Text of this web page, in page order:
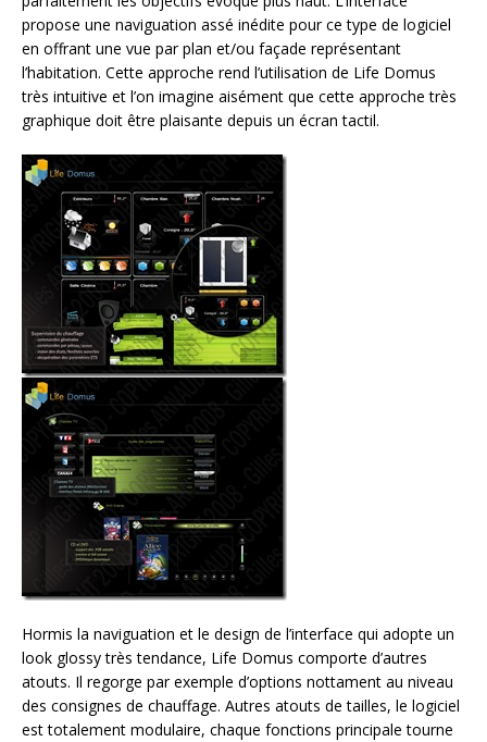
propose une naviguation assé inédite pour ce type de logiciel
en offrant une vue par plan et/ou façade représentant
l’habitation. Cette approche rend l’utilisation de Life Domus
très intuitive et l’on imagine aisément que cette approche très
graphique doit être plaisante depuis un écran tactil.
Hormis la naviguation et le design de l’interface qui adopte un
look glossy très tendance, Life Domus comporte d’autres
atouts. Il regorge par exemple d’options nottament au niveau
des consignes de chauffage. Autres atouts de tailles, le logiciel
est totalement modulaire, chaque fonctions principale tourne